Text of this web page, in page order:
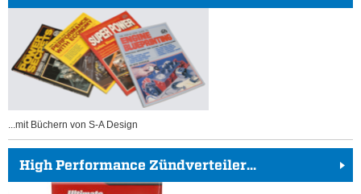
...mit Büchern von S-A Design
High Performance Zündverteiler...